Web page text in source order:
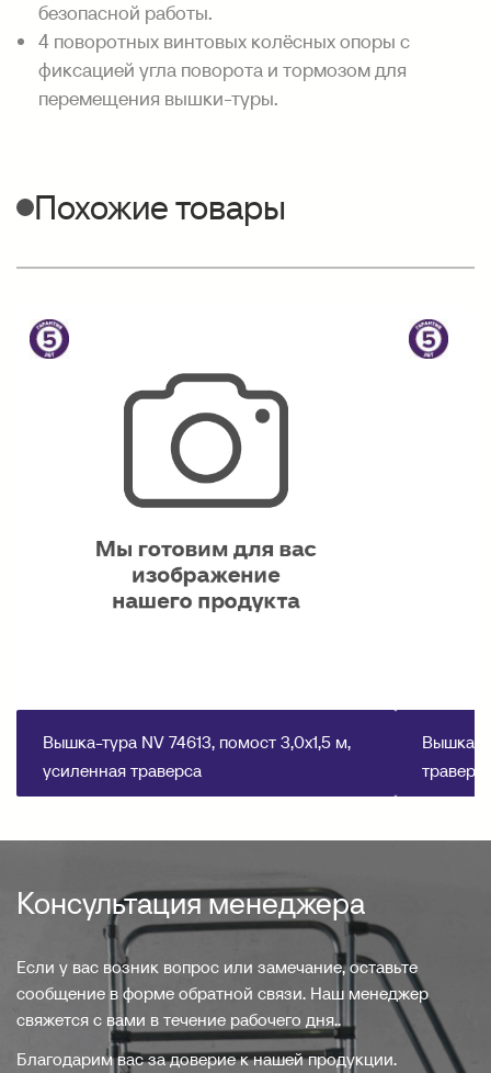
безопасной работы.
4 поворотных винтовых колёсных опоры с
фиксацией угла поворота и тормозом для
перемещения вышки-туры.
Похожие товары
Вышка-тура NV 74613, помост 3,0х1,5 м,
усиленная траверса
Вышка-
Консультация менеджера
Если у вас возник вопрос или замечание, оставьте
сообщение в форме обратной связи. Наш менеджер
свяжется с вами в течение рабочего дня..
Благодарим вас за доверие к нашей продукции.